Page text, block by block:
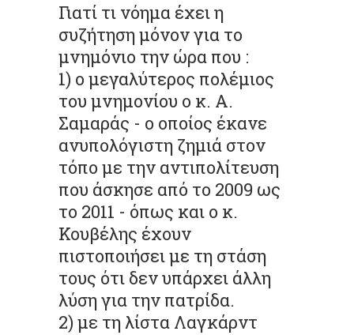
Γιατί τι νόημα έχει η
συζήτηση μόνον για το
μνημόνιο την ώρα που :
1) ο μεγαλύτερος πολέμιος
του μνημονίου ο κ. Α.
Σαμαράς - ο οποίος έκανε
ανυπολόγιστη ζημιά στον
τόπο με την αντιπολίτευση
που άσκησε από το 2009 ως
το 2011 - όπως και ο κ.
Κουβέλης έχουν
πιστοποιήσει με τη στάση
τους ότι δεν υπάρχει άλλη
λύση για την πατρίδα.
2) με τη λίστα Λαγκάρντ